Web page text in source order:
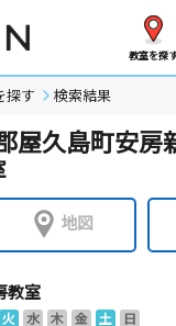
教室を探
探す 検索結果
屋久島町安房
地図
教室
火 水 木 金 土
日